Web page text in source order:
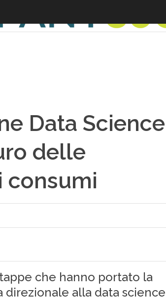
Data Science
delle
consumi
che hanno portato la
direzionale alla data science